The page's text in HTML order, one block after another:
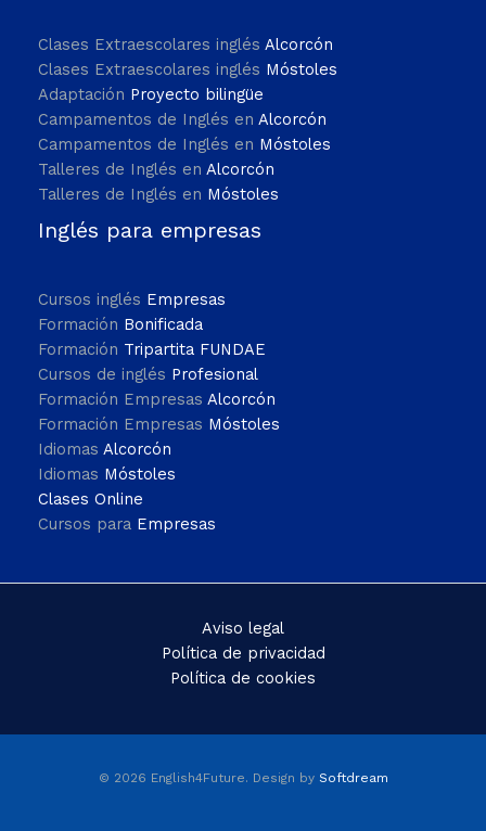
Clases Extraescolares inglés Alcorcón
Clases Extraescolares inglés Móstoles
Adaptación Proyecto bilingüe
Campamentos de Inglés en Alcorcón
Campamentos de Inglés en Móstoles
Talleres de Inglés en Alcorcón
Talleres de Inglés en Móstoles
Inglés para empresas
Cursos inglés Empresas
Formación Bonificada
Formación Tripartita FUNDAE
Cursos de inglés Profesional
Formación Empresas Alcorcón
Formación Empresas Móstoles
Idiomas Alcorcón
Idiomas Móstoles
Clases Online
Cursos para Empresas
Aviso legal
Política de privacidad
Política de cookies
© 2026 English4Future. Design by Softdream